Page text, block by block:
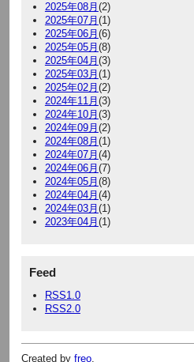
2025年08月 (2)
2025年07月 (1)
2025年06月 (6)
2025年05月 (8)
2025年04月 (3)
2025年03月 (1)
2025年02月 (2)
2024年11月 (3)
2024年10月 (3)
2024年09月 (2)
2024年08月 (1)
2024年07月 (4)
2024年06月 (7)
2024年05月 (8)
2024年04月 (4)
2024年03月 (1)
2023年04月 (1)
Feed
RSS1.0
RSS2.0
Created by freo.